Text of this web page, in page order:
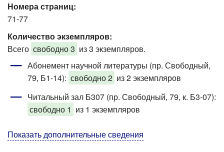
Номера страниц:
71-77
Количество экземпляров:
Всего свободно 3 из 3 экземпляров.
Абонемент научной литературы (пр. Свободный,
79, Б1-14): свободно 2 из 2 экземпляров
Читальный зал Б307 (пр. Свободный, 79, к. Б3-07):
свободно 1 из 1 экземпляров
Показать дополнительные сведения